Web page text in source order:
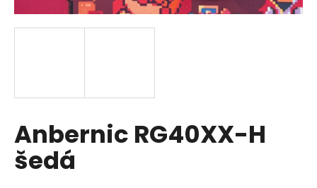
Anbernic RG40XX-H
šedá
a
j
?